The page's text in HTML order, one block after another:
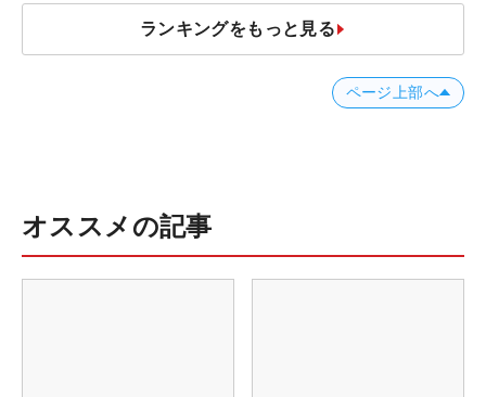
ランキングをもっと見る
ページ上部へ
オススメの記事